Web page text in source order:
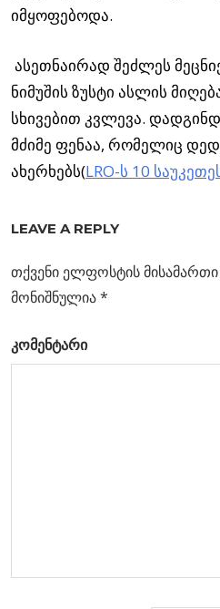
იმყოფებოდა.
ასეთნაირად შეძლეს
ნიმუშის ზუსტი ასლის
სხივებით კვლევა.
მძიმე ფენაა, რომელიც
ახერხებს(LRO-ს 10
ᲛᲗᲕᲐᲠᲘᲡ
ᲜᲐᲬᲘᲚᲘ
ᲒᲐᲐᲜᲐᲗᲔᲡ
Previous
63 წელი
LEAVE A REPLY
თქვენი ელფოსტის
მონიშნულია*
კომენტარი